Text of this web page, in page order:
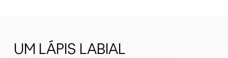
UM LÁPIS LABIAL